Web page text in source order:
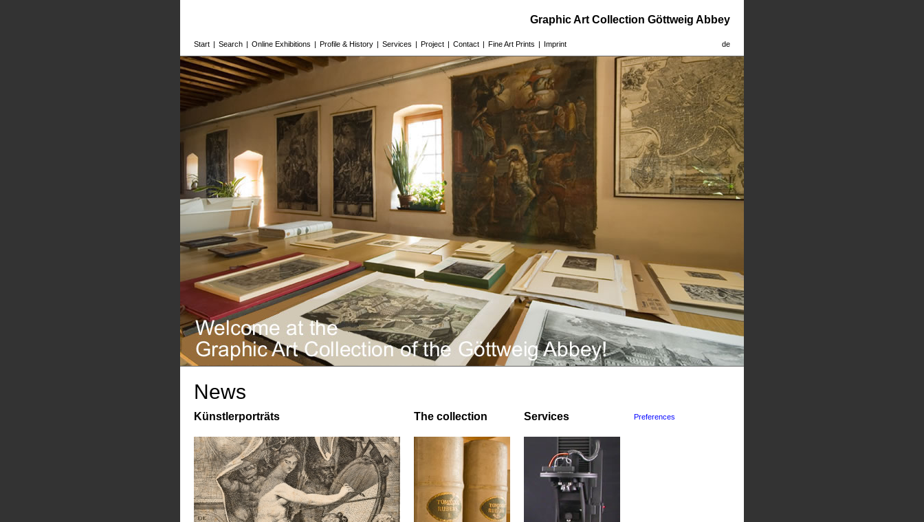
Graphic Art Collection Göttweig Abbey
de
Start | Search | Online Exhibitions | Profile & History | Services | Project | Contact | Fine Art Prints | Imprint
News
Künstlerporträts The collection Services Preferences